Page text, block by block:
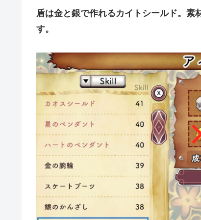
盾は金と銀で作れるカイトシールド。
す。